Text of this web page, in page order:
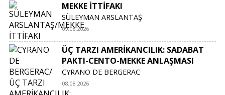
MEKKE İTTİFAKI
SÜLEYMAN ARSLANTAŞ
09.08.2026
ÜÇ TARZI AMERİKANCILIK: SADABAT
PAKTI-CENTO-MEKKE ANLAŞMASI
CYRANO DE BERGERAC
08.08.2026